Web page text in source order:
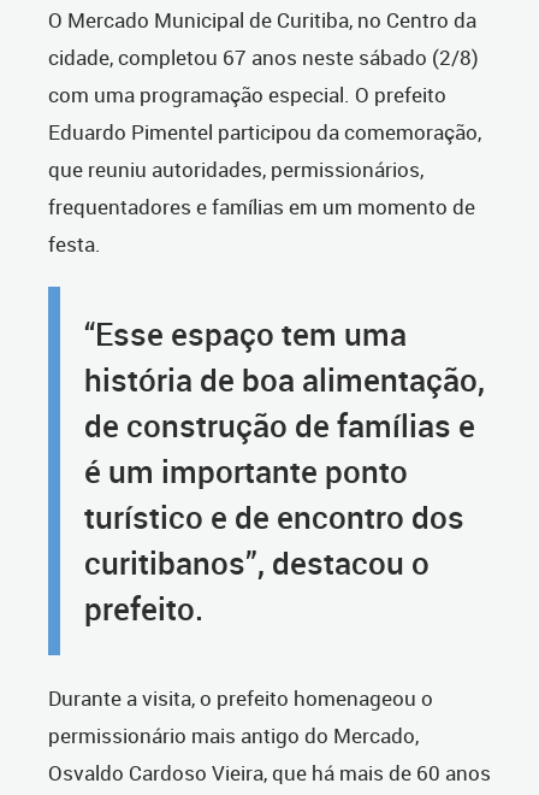
O Mercado Municipal de Curitiba, no Centro da
cidade, completou 67 anos neste sábado (2/8)
com uma programação especial. O prefeito
Eduardo Pimentel participou da comemoração,
que reuniu autoridades, permissionários,
frequentadores e famílias em um momento de
festa.
“Esse espaço tem uma
história de boa alimentação,
de construção de famílias e
é um importante ponto
turístico e de encontro dos
curitibanos”, destacou o
prefeito.
Durante a visita, o prefeito homenageou o
permissionário mais antigo do Mercado,
Osvaldo Cardoso Vieira, que há mais de 60 anos